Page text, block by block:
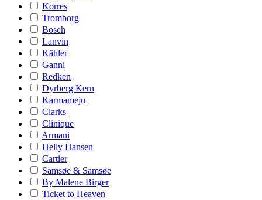
Korres
Tromborg
Bosch
Lanvin
Kähler
Ganni
Redken
Dyrberg Kern
Karmameju
Clarks
Clinique
Armani
Helly Hansen
Cartier
Samsøe & Samsøe
By Malene Birger
Ticket to Heaven